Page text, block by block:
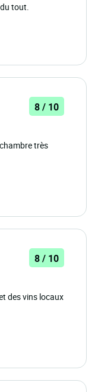
tout.
8 / 10
très
8 / 10
des vins locaux